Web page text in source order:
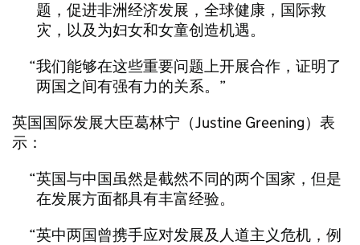
题，促进非洲经济发展，全球健康，国际救
灾，以及为妇女和女童创造机遇。
我们能够在这些重要问题上开展合作，证明了
两国之间有强有力的关系。
英国国际发展大臣葛林宁（Justine Greening）表
示：
英国与中国虽然是截然不同的两个国家，但是
在发展方面都具有丰富经验。
英中两国曾携手应对发展及人道主义危机，例